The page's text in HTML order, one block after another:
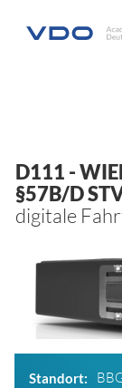
D111 -
§57B/D
digitale
Standort